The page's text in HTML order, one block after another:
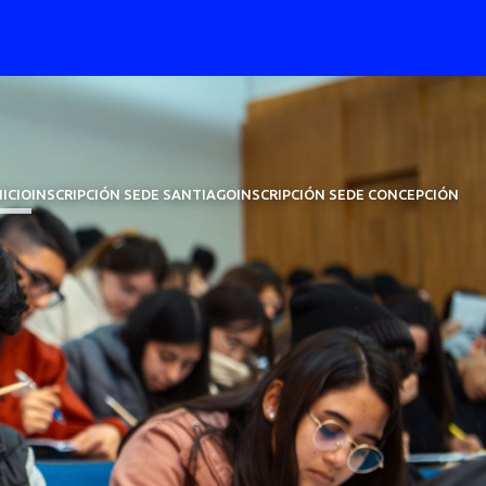
INSCRIPCIÓN SEDE SANTIAGOINSCRIPCIÓN SEDE CONCEPCIÓN